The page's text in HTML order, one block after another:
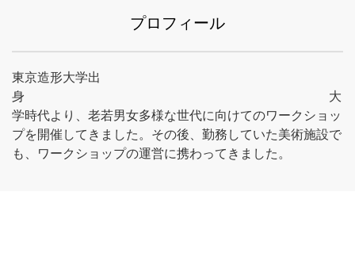
プロフィール
東京造形大学出
身 大
学時代より、老若男女多様な世代に向けてのワークショッ
プを開催してきました。その後、勤務していた美術施設で
も、ワークショップの運営に携わってきました。